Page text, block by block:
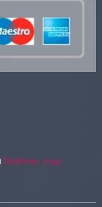
Teléfono: (+34)